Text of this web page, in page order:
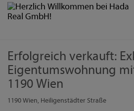
Erfolgreich verkauft:
Eigentumswohnung
1190 Wien
1190 Wien, Heiligenstädter Straße